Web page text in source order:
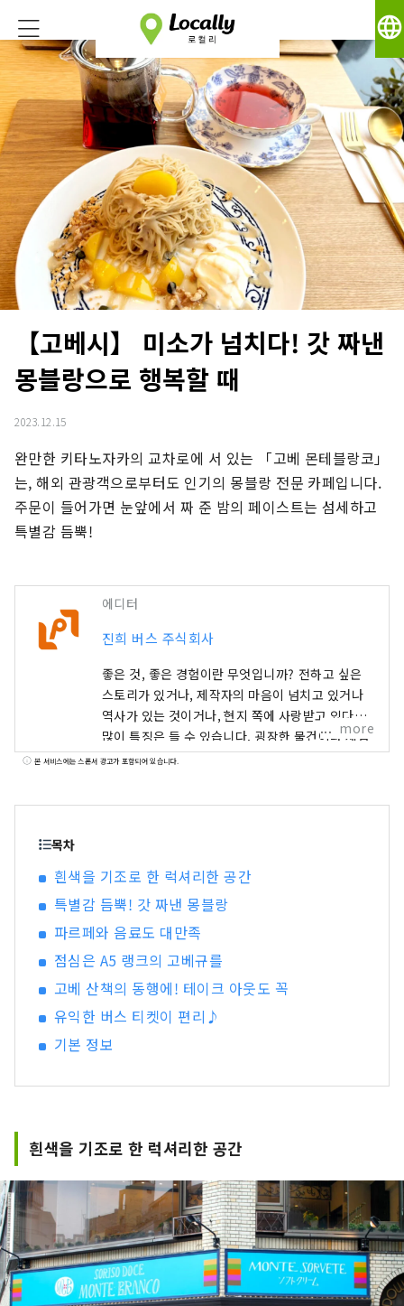
language
【고베시】 미소가 넘치다! 갓 짜낸
몽블랑으로 행복할 때
2023.12.15
완만한 ​​키타노자카의 교차로에 서 있는 「고베 몬테블랑코」
는, 해외 관광객으로부터도 인기의 몽블랑 전문 카페입니다.
주문이 들어가면 눈앞에서 짜 준 밤의 페이스트는 섬세하고
특별감 듬뿍!
에디터
진희 버스 주식회사
좋은 것, 좋은 경험이란 무엇입니까? 전하고 싶은
스토리가 있거나, 제작자의 마음이 넘치고 있거나
역사가 있는 것이거나, 현지 쪽에 사랑받고 있다고
많이 특징은 들 수 있습니다. 굉장한 물건이나 체험
을 만났을 때 기뻐서 누군가에게 전하고 싶어진 적
리가 굉장히 줄어드는 정보 전화를 걸겠습니다.
more
본 서비스에는 스폰서 광고가 포함되어 있습니다.
목차
흰색을 기조로 한 럭셔리한 공간
특별감 듬뿍! 갓 짜낸 몽블랑
파르페와 음료도 대만족
점심은 A5 랭크의 고베규를
고베 산책의 동행에! 테이크 아웃도 꼭
유익한 버스 티켓이 편리♪
기본 정보
흰색을 기조로 한 럭셔리한 공간